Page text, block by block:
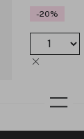
-20%